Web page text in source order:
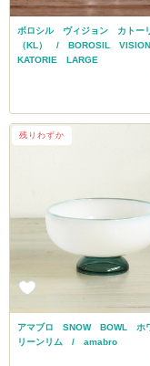
ボロシル ヴィジョン カトー
（KL） / BOROSIL
KATORIE LARGE
アマブロ SNOW BOWL ホ
リーンリム / amabro
残りわずか